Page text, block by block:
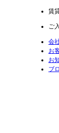
賃
ご
会
お
お
ブ